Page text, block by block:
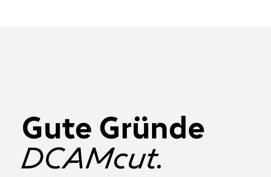
Gute Gründe
DCAMcut.